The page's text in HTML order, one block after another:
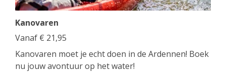
Kanovaren
Vanaf € 21,95
Kanovaren moet je echt doen in de Ardennen! Boek
nu jouw avontuur op het water!